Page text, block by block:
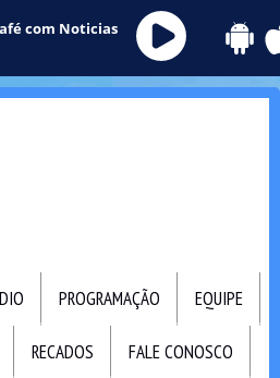
com Noticias
PROGRAMAÇÃO EQUIPE
RECADOS FALE CONOSCO